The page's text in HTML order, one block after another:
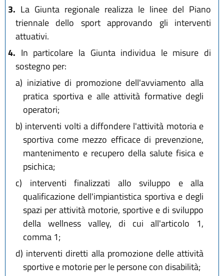
3. La Giunta regionale realizza le linee del Piano
triennale dello sport approvando gli interventi
attuativi.
4. In particolare la Giunta individua le misure di
sostegno per:
a) iniziative di promozione dell'avviamento alla
pratica sportiva e alle attività formative degli
operatori;
b) interventi volti a diffondere l'attività motoria e
sportiva come mezzo efficace di prevenzione,
mantenimento e recupero della salute fisica e
psichica;
c) interventi finalizzati allo sviluppo e alla
qualificazione dell'impiantistica sportiva e degli
spazi per attività motorie, sportive e di sviluppo
della wellness valley, di cui all'articolo 1,
comma 1;
d) interventi diretti alla promozione delle attività
sportive e motorie per le persone con disabilità;